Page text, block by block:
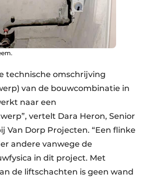
technische omschrijving
van de bouwcombinatie in
naar een
vertelt Dara Heron, Senior
Van Dorp Projecten. “Een flinke
andere vanwege de
in dit project. Met
de liftschachten is geen wand